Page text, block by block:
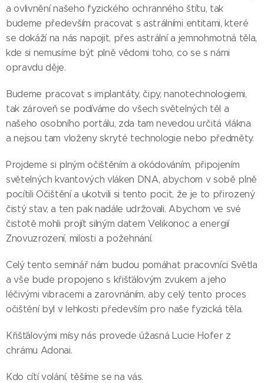
a ovlivnění našeho fyzického ochranného štítu, tak
budeme především pracovat s astrálními entitami, které
se dokáží na nás napojit, přes astrální a jemnohmotná těla,
kde si nemusíme být plně vědomi toho, co se s námi
opravdu děje.
Budeme pracovat s implantáty, čipy, nanotechnologiemi,
tak zároveň se podíváme do všech světelných těl a
našeho osobního portálu, zda tam nevedou určitá vlákna
a nejsou tam vloženy skryté technologie nebo předměty.
Projdeme si plným očištěním a okódováním, připojením
světelných kvantových vláken DNA, abychom v sobě plně
pocítili Očištění a ukotvili si tento pocit, že je to přirozený
čistý stav, a ten pak nadále udržovali. Abychom ve své
čistotě mohli projít silným datem Velikonoc a energií
Znovuzrození, milosti a požehnání.
Celý tento seminář nám budou pomáhat pracovníci Světla
a vše bude propojeno s křišťálovým zvukem a jeho
léčivými vibracemi a zarovnáním, aby celý tento proces
očištění byl v lehkosti především pro naše fyzická těla.
Křišťálovými mísy nás provede úžasná Lucie Hofer z
chrámu Adonai.
Kdo cítí volání, těšíme se na vás.